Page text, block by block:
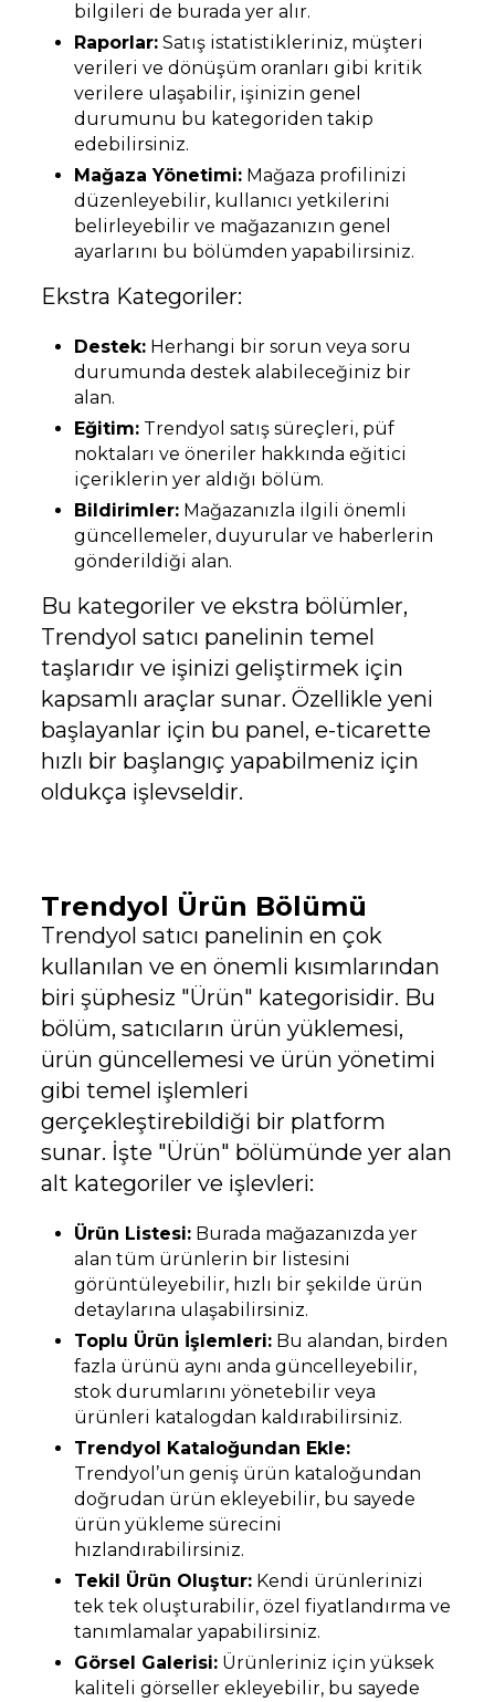
bilgileri de burada yer alır.
Raporlar: Satış istatistikleriniz, müşteri
verileri ve dönüşüm oranları gibi kritik
verilere ulaşabilir, işinizin genel
durumunu bu kategoriden takip
edebilirsiniz.
Mağaza Yönetimi: Mağaza profilinizi
düzenleyebilir, kullanıcı yetkilerini
belirleyebilir ve mağazanızın genel
ayarlarını bu bölümden yapabilirsiniz.
Ekstra Kategoriler:
Destek: Herhangi bir sorun veya soru
durumunda destek alabileceğiniz bir
alan.
Eğitim: Trendyol satış süreçleri, püf
noktaları ve öneriler hakkında eğitici
içeriklerin yer aldığı bölüm.
Bildirimler: Mağazanızla ilgili önemli
güncellemeler, duyurular ve haberlerin
gönderildiği alan.
Bu kategoriler ve ekstra bölümler,
Trendyol satıcı panelinin temel
taşlarıdır ve işinizi geliştirmek için
kapsamlı araçlar sunar. Özellikle yeni
başlayanlar için bu panel, e-ticarette
hızlı bir başlangıç yapabilmeniz için
oldukça işlevseldir.
Trendyol Ürün Bölümü
Trendyol satıcı panelinin en çok
kullanılan ve en önemli kısımlarından
biri şüphesiz "Ürün" kategorisidir. Bu
bölüm, satıcıların ürün yüklemesi,
ürün güncellemesi ve ürün yönetimi
gibi temel işlemleri
gerçekleştirebildiği bir platform
sunar. İşte "Ürün" bölümünde yer alan
alt kategoriler ve işlevleri:
Ürün Listesi: Burada mağazanızda yer
alan tüm ürünlerin bir listesini
görüntüleyebilir, hızlı bir şekilde ürün
detaylarına ulaşabilirsiniz.
Toplu Ürün İşlemleri: Bu alandan, birden
fazla ürünü aynı anda güncelleyebilir,
stok durumlarını yönetebilir veya
ürünleri katalogdan kaldırabilirsiniz.
Trendyol Kataloğundan Ekle:
Trendyol’un geniş ürün kataloğundan
doğrudan ürün ekleyebilir, bu sayede
ürün yükleme sürecini
hızlandırabilirsiniz.
Tekil Ürün Oluştur: Kendi ürünlerinizi
tek tek oluşturabilir, özel fiyatlandırma ve
tanımlamalar yapabilirsiniz.
Görsel Galerisi: Ürünleriniz için yüksek
kaliteli görseller ekleyebilir, bu sayede